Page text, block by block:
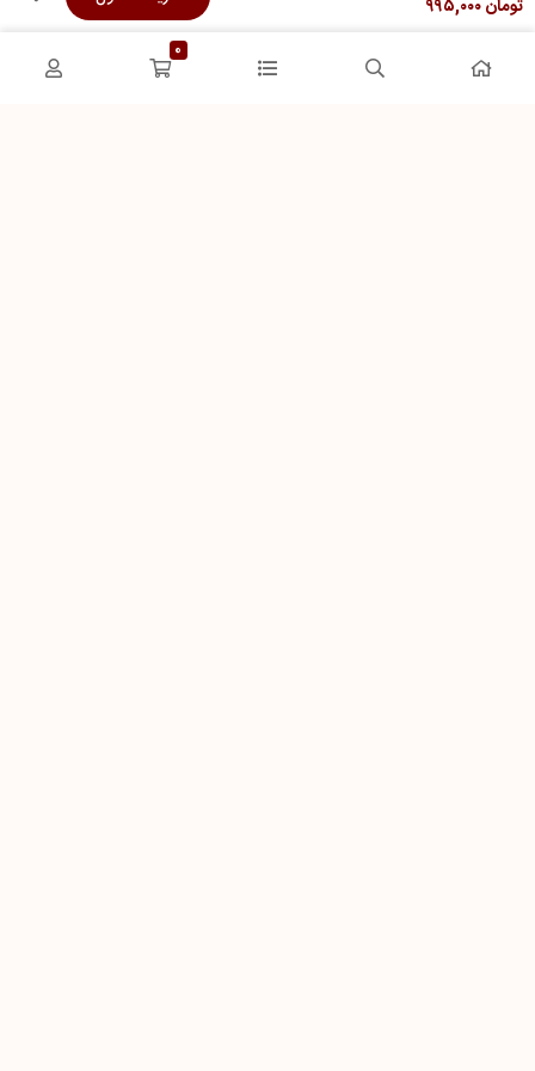
۹۹۵,۰۰۰تومان
فرصت‌های شغلی
حریم خصوصی
راهنمای خرید از دِلیشَک
0